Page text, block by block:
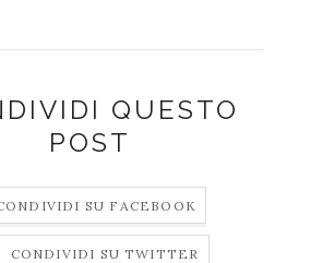
QUESTO
POST
SU FACEBOOK
CONDIVIDI SU TWITTER